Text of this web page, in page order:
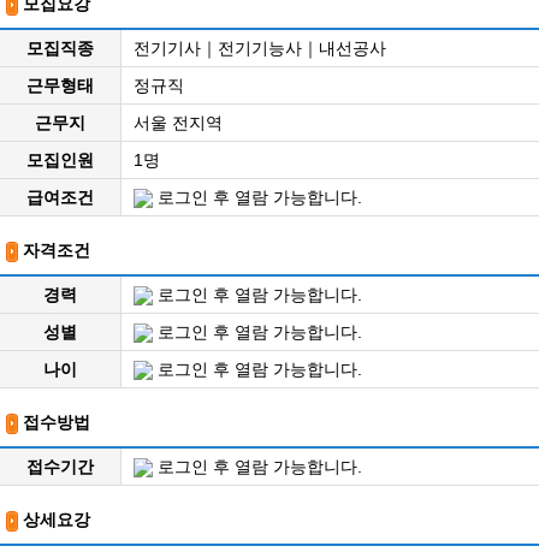
모집직종
전기기사｜전기기능사｜내선공사
근무형태
정규직
근무지
서울 전지역
모집인원
1명
급여조건
로그인 후 열람 가능합니다.
자격조건
경력
로그인 후 열람 가능합니다.
성별
로그인 후 열람 가능합니다.
나이
로그인 후 열람 가능합니다.
접수방법
접수기간 로그인 후 열람 가능합니다.
상세요강